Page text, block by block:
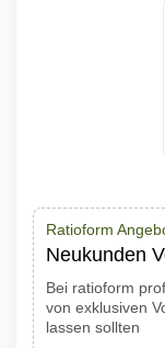
Ratioform
Neukunden
Bei ratioform
von exklusiven
lassen sollten